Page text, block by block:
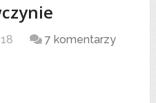
7 komentarzy